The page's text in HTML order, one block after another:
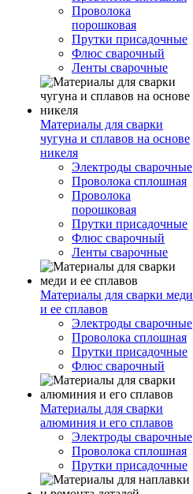
Проволока
порошковая
Прутки присадочные
Флюс сварочный
Ленты сварочные
Материалы для сварки
чугуна и сплавов на основе
никеля
Электроды сварочные
Проволока сплошная
Проволока
порошковая
Прутки присадочные
Флюс сварочный
Ленты сварочные
Материалы для сварки меди
и ее сплавов
Электроды сварочные
Проволока сплошная
Прутки присадочные
Флюс сварочный
Материалы для сварки
алюминия и его сплавов
Электроды сварочные
Проволока сплошная
Прутки присадочные